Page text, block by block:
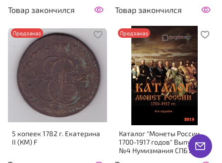
Товар закончился Товар закончился
Предзаказ
5 копеек 1782 г. Екатерина
II (КМ) F
Предзаказ
Каталог "Монеты России
1700-1917 годов" Выпуск
№4 Нумизмания СПБ 2019